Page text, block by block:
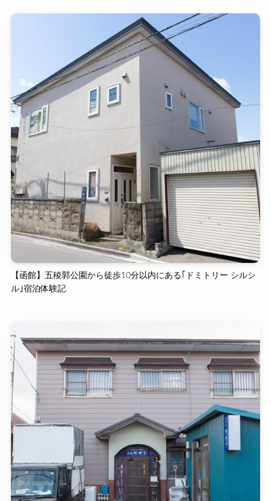
【函館】五稜郭公園から徒歩10分以内にある｢ドミトリー シルシ
ル｣宿泊体験記